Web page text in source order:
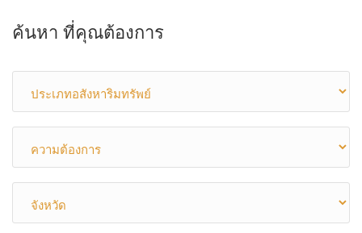
ค้นหา ที่คุณต้องการ